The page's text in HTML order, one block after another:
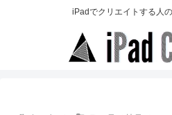
iPadでクリエイトする人